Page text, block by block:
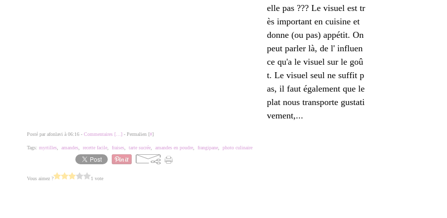
elle pas ??? Le visuel est tr
ès important en cuisine et
donne (ou pas) appétit. On
peut parler là, de l' influen
ce qu'a le visuel sur le goû
t. Le visuel seul ne suffit p
as, il faut également que le
plat nous transporte gustati
vement,...
Posté par afonlavi à 06:16 - Commentaires [ ] - Permalien [#]
Tags: myrtilles amandes recette facile fraises tarte sucrée amandes en poudre frangipane photo culinaire
Vous aimez ? 1 vote